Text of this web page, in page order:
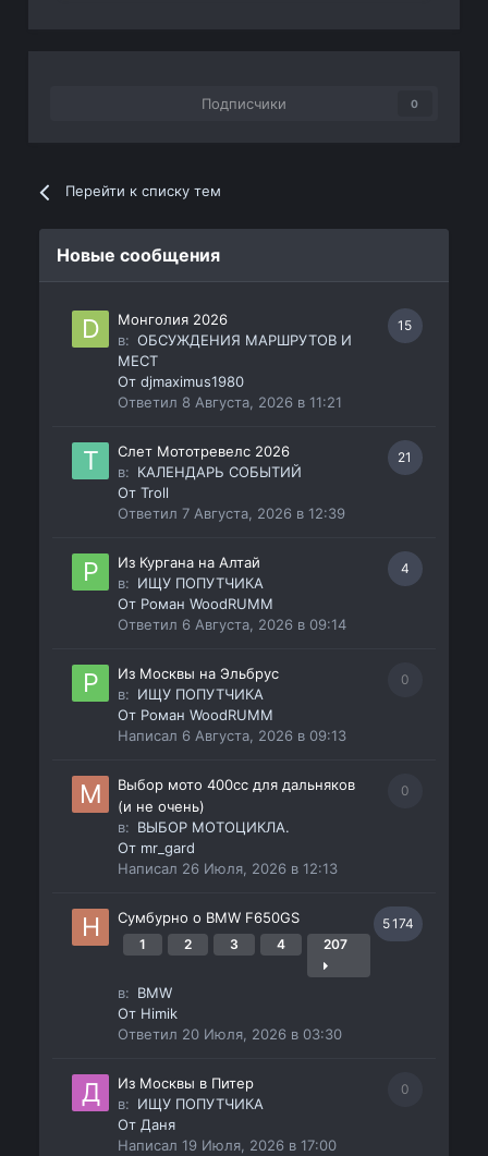
Подписчики 0
Перейти к списку тем
Новые сообщения
15
Монголия 2026
в: ОБСУЖДЕНИЯ МАРШРУТОВ И
МЕСТ
Отdjmaximus1980
Ответил 8 Августа, 2026 в 11:21
21
Слет Мототревелс 2026
в: КАЛЕНДАРЬ СОБЫТИЙ
ОтTroll
Ответил7 Августа, 2026 в 12:39
4
Из Кургана на Алтай
в: ИЩУ ПОПУТЧИКА
От Роман WoodRUMM
Ответил 6 Августа, 2026 в 09:14
0
Из Москвы на Эльбрус
в: ИЩУ ПОПУТЧИКА
От Роман WoodRUMM
Написал 6 Августа, 2026 в 09:13
0
Выбор мото 400сс для дальняков
(и не очень)
в: ВЫБОР МОТОЦИКЛА.
От mr_gard
Написал 26 Июля, 2026 в 12:13
5 174
Сумбурно о BMW F650GS
1 2 3 4 207
в: BMW
От Himik
Ответил 20 Июля, 2026 в 03:30
0
Из Москвы в Питер
в: ИЩУ ПОПУТЧИКА
ОтДаня
Написал19 Июля, 2026 в 17:00